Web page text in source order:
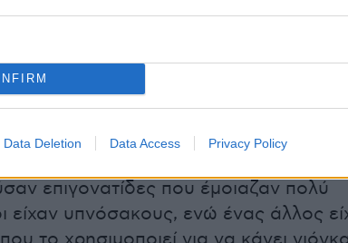
Data Deletion Data Access Privacy Policy
επιγονατίδες που έμοιαζαν πολύ
είχαν υπνόσακους, ενώ ένας άλλος